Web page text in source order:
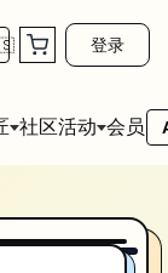
登录
社区活动 会员
备
。IT技术深度解析